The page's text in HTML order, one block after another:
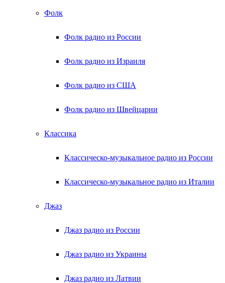
Фолк
Фолк радио из России
Фолк радио из Израиля
Фолк радио из США
Фолк радио из Швейцарии
Классика
Классическо-музыкальное радио из России
Классическо-музыкальное радио из Италии
Джаз
Джаз радио из России
Джаз радио из Украины
Джаз радио из Латвии